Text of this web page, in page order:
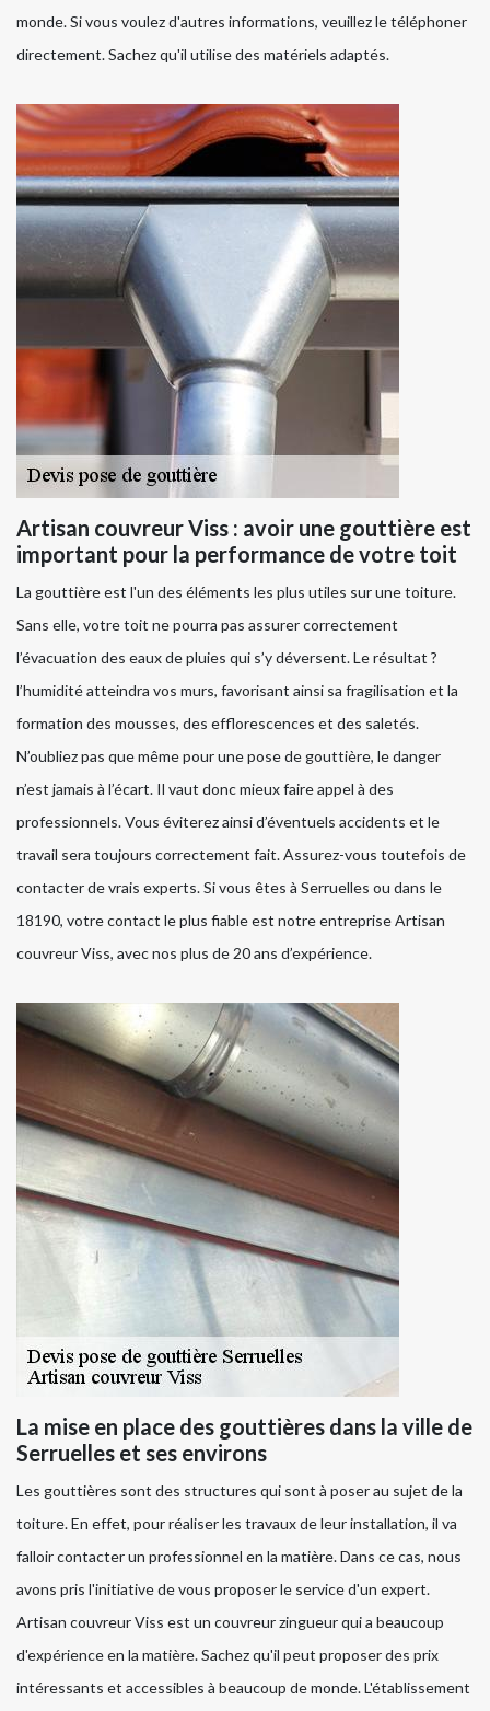
monde. Si vous voulez d'autres informations, veuillez le téléphoner
directement. Sachez qu'il utilise des matériels adaptés.
Artisan couvreur Viss : avoir une gouttière est
important pour la performance de votre toit
La gouttière est l'un des éléments les plus utiles sur une toiture.
Sans elle, votre toit ne pourra pas assurer correctement
l’évacuation des eaux de pluies qui s’y déversent. Le résultat ?
l’humidité atteindra vos murs, favorisant ainsi sa fragilisation et la
formation des mousses, des efflorescences et des saletés.
N’oubliez pas que même pour une pose de gouttière, le danger
n’est jamais à l’écart. Il vaut donc mieux faire appel à des
professionnels. Vous éviterez ainsi d’éventuels accidents et le
travail sera toujours correctement fait. Assurez-vous toutefois de
contacter de vrais experts. Si vous êtes à Serruelles ou dans le
18190, votre contact le plus fiable est notre entreprise Artisan
couvreur Viss, avec nos plus de 20 ans d’expérience.
La mise en place des gouttières dans la ville de
Serruelles et ses environs
Les gouttières sont des structures qui sont à poser au sujet de la
toiture. En effet, pour réaliser les travaux de leur installation, il va
falloir contacter un professionnel en la matière. Dans ce cas, nous
avons pris l'initiative de vous proposer le service d'un expert.
Artisan couvreur Viss est un couvreur zingueur qui a beaucoup
d'expérience en la matière. Sachez qu'il peut proposer des prix
intéressants et accessibles à beaucoup de monde. L'établissement